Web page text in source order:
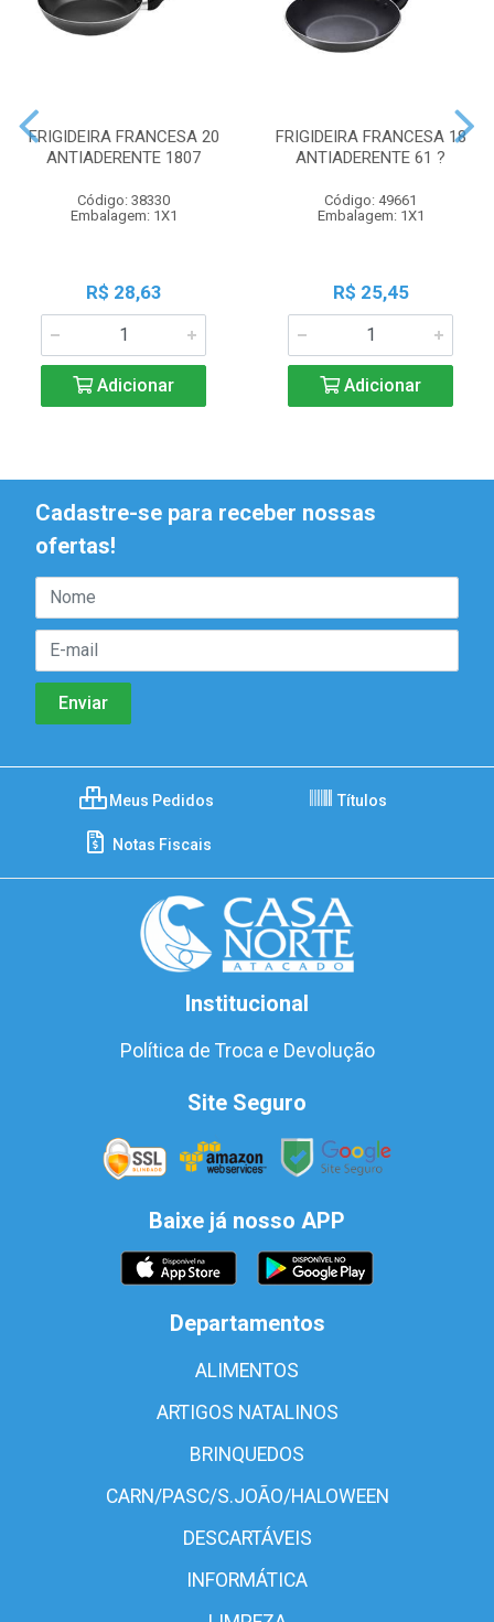
FRIGIDEIRA FRANCESA 20
ANTIADERENTE 1807
Código: 38330
Embalagem: 1X1
R$ 28,63
Adicionar
FRIGIDEIRA FRANCESA 18
ANTIADERENTE 61 ?
Código: 49661
Embalagem: 1X1
R$ 25,45
Adicionar
Cadastre-se para receber nossas
ofertas!
Meus Pedidos Títulos
Notas Fiscais
Institucional
Política de Troca e Devolução
Site Seguro
Baixe já nosso APP
Departamentos
ALIMENTOS
ARTIGOS NATALINOS
BRINQUEDOS
CARN/PASC/S.JOÃO/HALOWEEN
DESCARTÁVEIS
INFORMÁTICA